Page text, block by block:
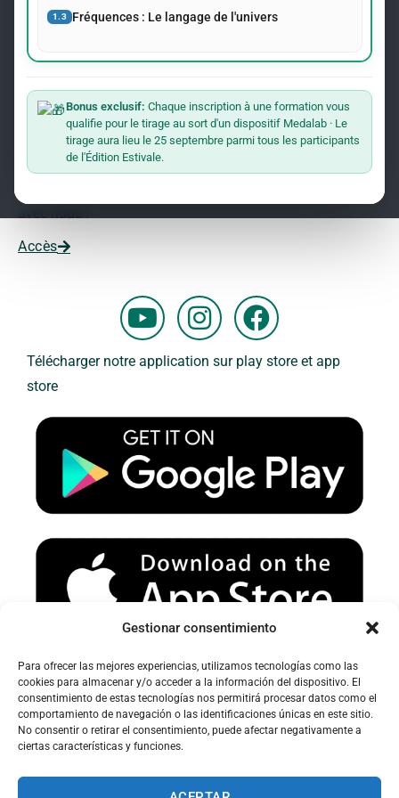
Gestionar consentimiento
Para ofrecer las mejores experiencias, utilizamos tecnologías como las
cookies para almacenar y/o acceder a la información del dispositivo. El
consentimiento de estas tecnologías nos permitirá procesar datos como el
comportamiento de navegación o las identificaciones únicas en este sitio.
No consentir o retirar el consentimiento, puede afectar negativamente a
ciertas características y funciones.
1.3 Fréquences : Le langage de l'univers
Bonus exclusif: Chaque inscription à une formation vous
qualifie pour le tirage au sort d'un dispositif Medalab · Le
tirage aura lieu le 25 septembre parmi tous les participants
de l'Édition Estivale.
événements concernant le Dr Andreas Kalcker et l’Institut
Vous souhaitez travailler avec nous ?
Vous voulez faire partie de notre équipe ?
Accès
Y
o
u
u
b
e
I
n
s
a
g
r
a
m
F
a
c
b
o
k
Télécharger notre application sur play store et app
store
Avertissement sur le spam :
Veuillez vérifier votre dossier spam ou courrier indésirable pour
recevoir nos e-mails.